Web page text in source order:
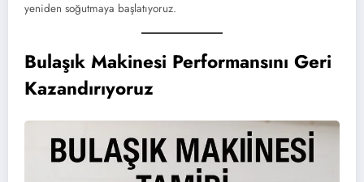
yeniden soğutmaya başlatıyoruz.
Bulaşık Makinesi Performansını Geri
Kazandırıyoruz